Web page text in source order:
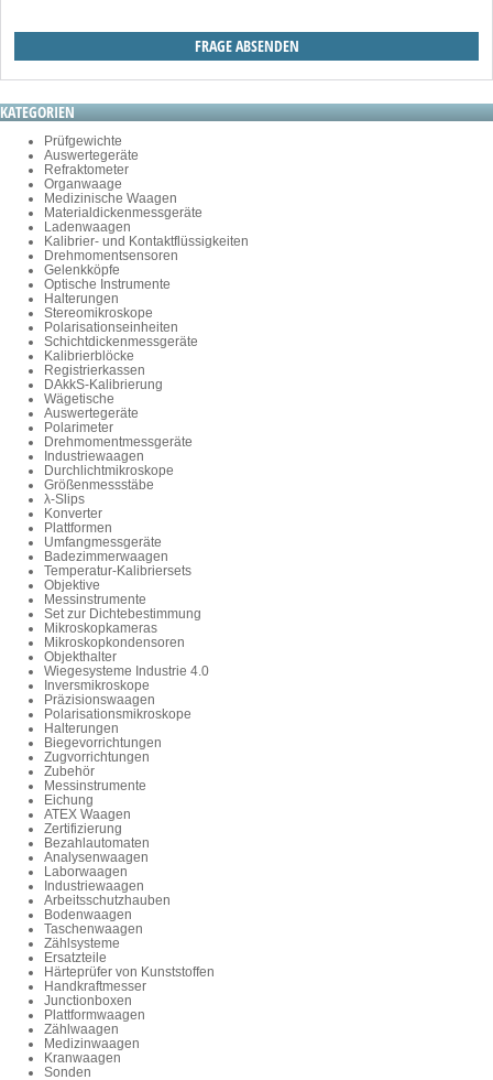
KATEGORIEN
Prüfgewichte
Auswertegeräte
Refraktometer
Organwaage
Medizinische Waagen
Materialdickenmessgeräte
Ladenwaagen
Kalibrier- und Kontaktflüssigkeiten
Drehmomentsensoren
Gelenkköpfe
Optische Instrumente
Halterungen
Stereomikroskope
Polarisationseinheiten
Schichtdickenmessgeräte
Kalibrierblöcke
Registrierkassen
DAkkS-Kalibrierung
Wägetische
Auswertegeräte
Polarimeter
Drehmomentmessgeräte
Industriewaagen
Durchlichtmikroskope
Größenmessstäbe
λ-Slips
Konverter
Plattformen
Umfangmessgeräte
Badezimmerwaagen
Temperatur-Kalibriersets
Objektive
Messinstrumente
Set zur Dichtebestimmung
Mikroskopkameras
Mikroskopkondensoren
Objekthalter
Wiegesysteme Industrie 4.0
Inversmikroskope
Präzisionswaagen
Polarisationsmikroskope
Halterungen
Biegevorrichtungen
Zugvorrichtungen
Zubehör
Messinstrumente
Eichung
ATEX Waagen
Zertifizierung
Bezahlautomaten
Analysenwaagen
Laborwaagen
Industriewaagen
Arbeitsschutzhauben
Bodenwaagen
Taschenwaagen
Zählsysteme
Ersatzteile
Härteprüfer von Kunststoffen
Handkraftmesser
Junctionboxen
Plattformwaagen
Zählwaagen
Medizinwaagen
Kranwaagen
Sonden